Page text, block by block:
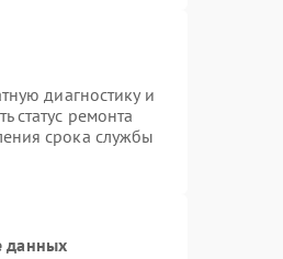
диагностику и
статус ремонта
срока службы
данных